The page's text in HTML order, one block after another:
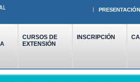
PRESENTACIÓN
CURSOS DE
EXTENSIÓN
INSCRIPCIÓN